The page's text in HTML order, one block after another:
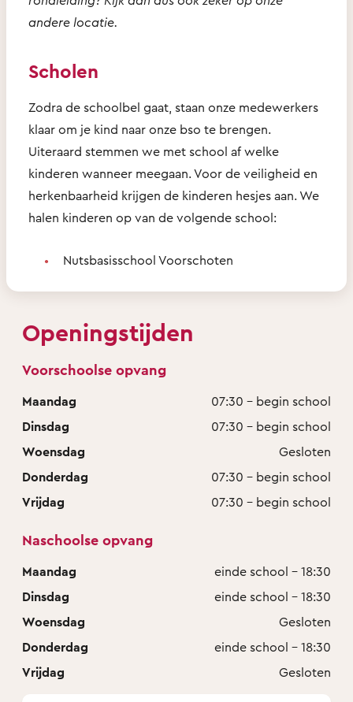
andere locatie.
Scholen
Zodra de schoolbel gaat, staan onze medewerkers
klaar om je kind naar onze bso te brengen.
Uiteraard stemmen we met school af welke
kinderen wanneer meegaan. Voor de veiligheid en
herkenbaarheid krijgen de kinderen hesjes aan. We
halen kinderen op van de volgende school:
Nutsbasisschool Voorschoten
Openingstijden
Voorschoolse opvang
Maandag
07:30 - begin school
Dinsdag
07:30 - begin school
Woensdag
Gesloten
Donderdag
07:30 - begin school
Vrijdag
07:30 - begin school
Naschoolse opvang
Maandag
einde school - 18:30
Dinsdag
einde school - 18:30
Woensdag
Gesloten
Donderdag
einde school - 18:30
Vrijdag
Gesloten